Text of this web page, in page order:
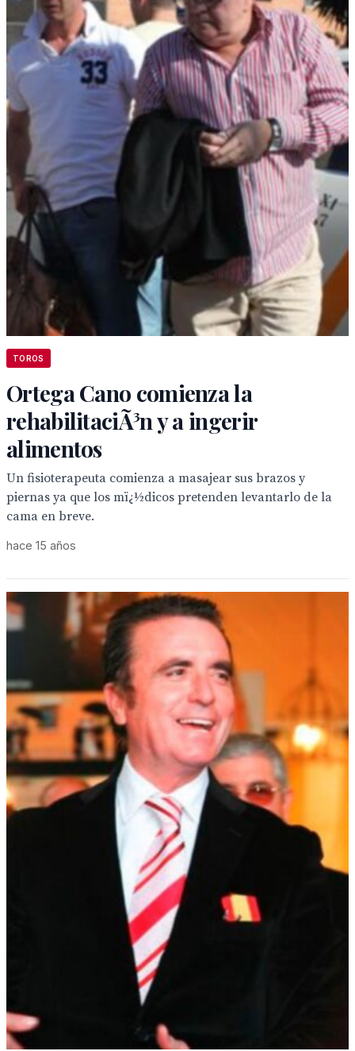
TOROS
Ortega Cano comienza la
rehabilitaciÃ³n y a ingerir
alimentos
Un fisioterapeuta comienza a masajear sus brazos y
piernas ya que los mï¿½dicos pretenden levantarlo de la
cama en breve.
hace 15 años